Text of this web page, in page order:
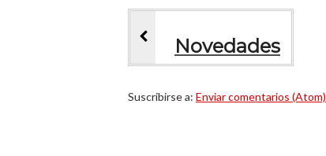
Novedades
Suscribirse a: Enviar comentarios (Atom)